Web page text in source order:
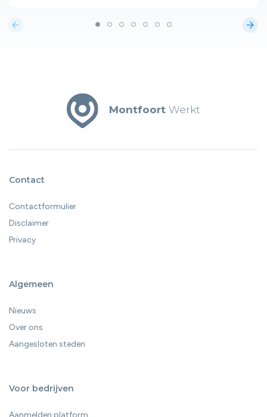
arrow_back arrow_forward
Montfoort Werkt
Contact
Contactformulier
Disclaimer
Privacy
Algemeen
Nieuws
Over ons
Aangesloten steden
Voor bedrijven
Aanmelden platform